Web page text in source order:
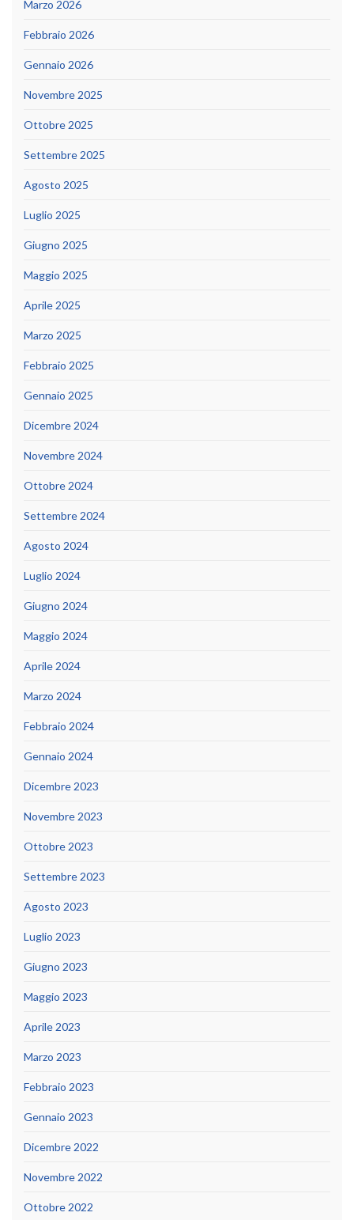
Marzo 2026
Febbraio 2026
Gennaio 2026
Novembre 2025
Ottobre 2025
Settembre 2025
Agosto 2025
Luglio 2025
Giugno 2025
Maggio 2025
Aprile 2025
Marzo 2025
Febbraio 2025
Gennaio 2025
Dicembre 2024
Novembre 2024
Ottobre 2024
Settembre 2024
Agosto 2024
Luglio 2024
Giugno 2024
Maggio 2024
Aprile 2024
Marzo 2024
Febbraio 2024
Gennaio 2024
Dicembre 2023
Novembre 2023
Ottobre 2023
Settembre 2023
Agosto 2023
Luglio 2023
Giugno 2023
Maggio 2023
Aprile 2023
Marzo 2023
Febbraio 2023
Gennaio 2023
Dicembre 2022
Novembre 2022
Ottobre 2022